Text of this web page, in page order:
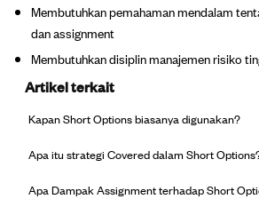
Membutuhkan pemahaman mendalam
dan assignment
Membutuhkan disiplin manajemen risiko
Artikel terkait
Kapan Short Options biasanya digunakan?
Apa itu strategi Covered dalam Short
Apa Dampak Assignment terhadap Short